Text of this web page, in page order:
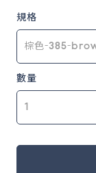
規格
數量